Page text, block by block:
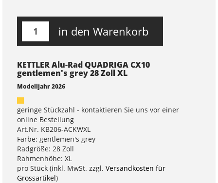
in den Warenkorb
KETTLER Alu-Rad QUADRIGA CX10
gentlemen's grey 28 Zoll XL
Modelljahr 2026
geringe Stückzahl - kontaktieren Sie uns vor einer
online Bestellung
Art.Nr. KB206-ACKWXL
Farbe: gentlemen's grey
Radgröße: 28 Zoll
Rahmenhöhe: XL
pro Stück (inkl. MwSt. zzgl. Versandkosten für
Grossartikel)